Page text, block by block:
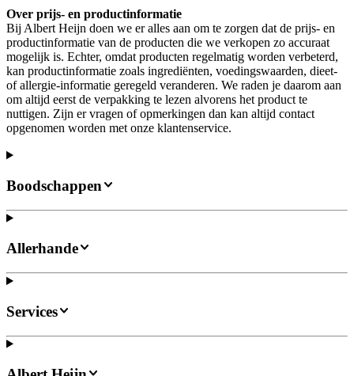
Over prijs- en productinformatie
Bij Albert Heijn doen we er alles aan om te zorgen dat de prijs- en
productinformatie van de producten die we verkopen zo accuraat
mogelijk is. Echter, omdat producten regelmatig worden verbeterd,
kan productinformatie zoals ingrediënten, voedingswaarden, dieet-
of allergie-informatie geregeld veranderen. We raden je daarom aan
om altijd eerst de verpakking te lezen alvorens het product te
nuttigen. Zijn er vragen of opmerkingen dan kan altijd contact
opgenomen worden met onze klantenservice.
Boodschappen
Allerhande
Services